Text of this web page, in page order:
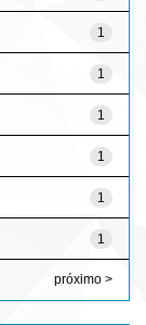
1
1
1
1
1
1
próximo >